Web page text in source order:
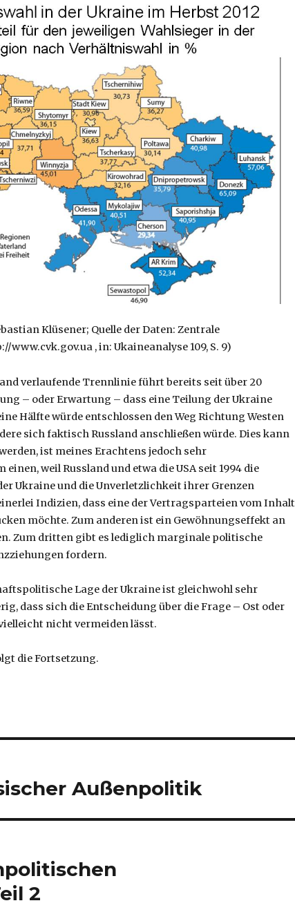
Klüsener; Quelle der Daten: Zentrale
, in: Ukaineanalyse 109, S. 9)
verlaufende Trennlinie führt bereits seit über 20
– oder Erwartung – dass eine Teilung der Ukraine
Hälfte würde entschlossen den Weg Richtung Westen
sich faktisch Russland anschließen würde. Dies kann
ist meines Erachtens jedoch sehr
weil Russland und etwa die USA seit 1994 die
Ukraine und die Unverletzlichkeit ihrer Grenzen
Indizien, dass eine der Vertragsparteien vom Inhalt
möchte. Zum anderen ist ein Gewöhnungseffekt an
Zum dritten gibt es lediglich marginale politische
fordern.
Lage der Ukraine ist gleichwohl sehr
dass sich die Entscheidung über die Frage – Ost oder
nicht vermeiden lässt.
die Fortsetzung.
Außenpolitik
2